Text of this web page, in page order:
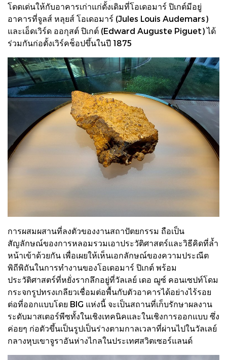
โดดเด่นให้กับอาคารเก่าแก่ดั้งเดิมที่โอเดอมาร์ ปิเกต์มีอยู่
อาคารที่จูลส์ หลุยส์ โอเดอมาร์ (Jules Louis Audemars)
และเอ็ดเวิร์ด ออกุสต์ ปิเกต์ (Edward Auguste Piguet) ได้
ร่วมกันก่อตั้งเวิร์คช็อปขึ้นในปี 1875
การผสมผสานที่ลงตัวของงานสถาปัตยกรรม ถือเป็น
สัญลักษณ์ของการหลอมรวมเอาประวัติศาสตร์และวิธีคิดที่ล้ำ
หน้าเข้าด้วยกัน เพื่อเผยให้เห็นเอกลักษณ์ของความประณีต
พิถีพิถันในการทำงานของโอเดอมาร์ ปิเกต์ พร้อม
ประวัติศาสตร์ที่หยั่งรากลึกอยู่ที่วัลเลย์ เดอ ฌูซ์ คอนเซปท์โดม
กระจกรูปทรงเกลียวเชื่อมต่อพื้นกับตัวอาคารได้อย่างไร้รอย
ต่อที่ออกแบบโดย BIG แห่งนี้ จะเป็นสถานที่เก็บรักษาผลงาน
ระดับมาสเตอร์พีซทั้งในเชิงเทคนิคและในเชิงการออกแบบ ซึ่ง
ค่อยๆ ก่อตัวขึ้นเป็นรูปเป็นร่างตามกาลเวลาที่ผ่านไปในวัลเลย์
กลางหุบเขาจูราอันห่างไกลในประเทศสวิตเซอร์แลนด์